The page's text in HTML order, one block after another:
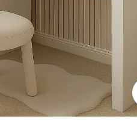
לחץ להגדלה